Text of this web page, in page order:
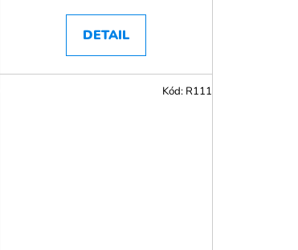
DETAIL
Kód: R111